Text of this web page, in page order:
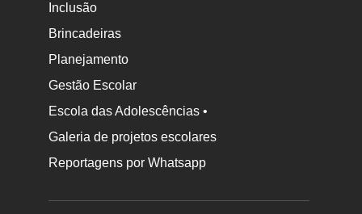
Inclusão
Brincadeiras
Planejamento
Gestão Escolar
Escola das Adolescências •
Galeria de projetos escolares
Reportagens por Whatsapp